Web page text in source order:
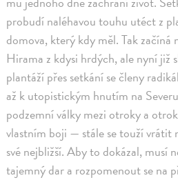
probudí naléhavou touhu utéct z
domova, který kdy měl. Tak začíná
Hirama z kdysi hrdých, ale nyní již
plantáží přes setkání se členy
až k utopistickým hnutím na
podzemní války mezi otroky a
vlastním boji — stále se touží vrátit
své nejbližší. Aby to dokázal, musí
tajemný dar a rozpomenout se na